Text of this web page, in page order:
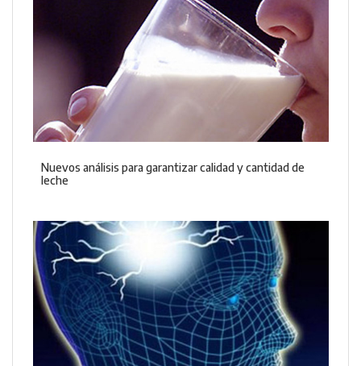
Nuevos análisis para garantizar calidad y cantidad de
leche